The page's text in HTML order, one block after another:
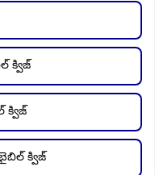
క్విజ్
క్విజ్
క్విజ్